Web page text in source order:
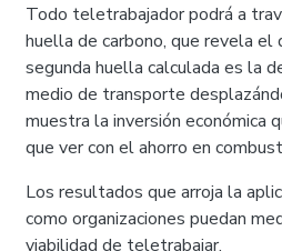
Todo teletrabajador podrá a
huella de carbono, que revela el
segunda huella calculada es la
medio de transporte
muestra la inversión económica
que ver con el ahorro en
Los resultados que arroja la
como organizaciones puedan
viabilidad de teletrabajar.